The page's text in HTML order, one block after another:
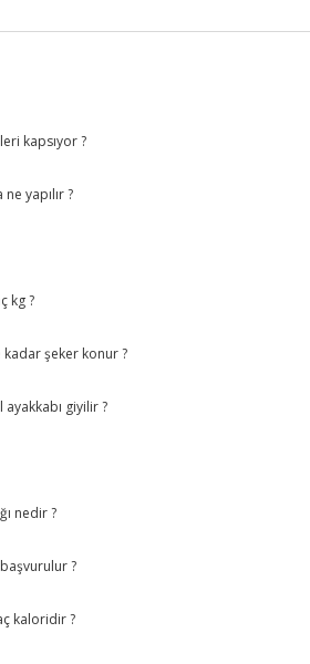
kapsıyor ?
yapılır ?
kg ?
kadar şeker konur ?
ayakkabı giyilir ?
nedir ?
?
kaloridir ?